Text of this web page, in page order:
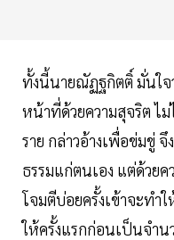
ทั้งนี้นายณัฏฐกิตติ์ มั่นใ
หน้าที่ด้วยความสุจริต ไ
ราย กล่าวอ้างเพื่อข่มขู่
ธรรมแก่ตนเอง แต่ด้วยค
โจมตีบ่อยครั้งเข้าจะทำ
ให้ครั้งแรกก่อนเป็นจำ